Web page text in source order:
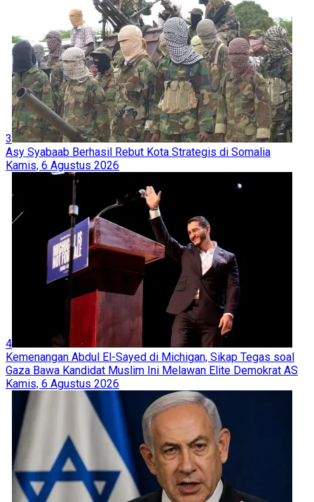
3
Asy Syabaab Berhasil Rebut Kota Strategis di Somalia
Kamis, 6 Agustus 2026
4
Kemenangan Abdul El-Sayed di Michigan, Sikap Tegas soal
Gaza Bawa Kandidat Muslim Ini Melawan Elite Demokrat AS
Kamis, 6 Agustus 2026